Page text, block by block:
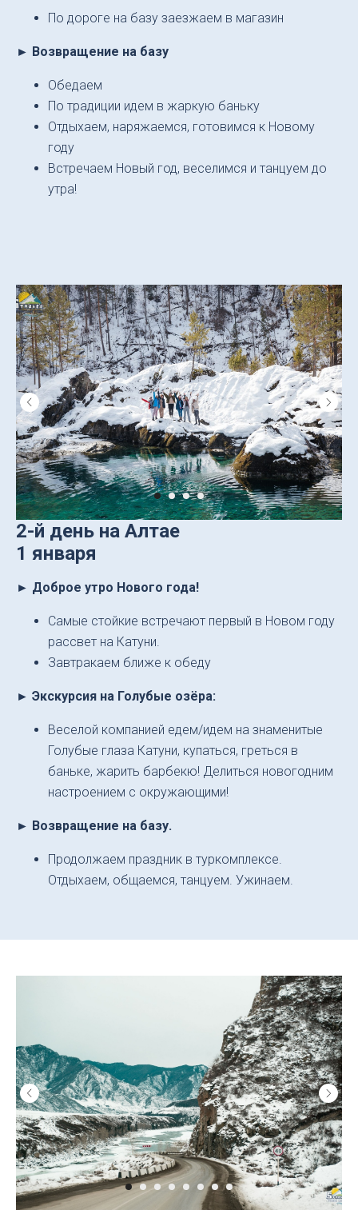
По дороге на базу заезжаем в магазин
► Возвращение на базу
Обедаем
По традиции идем в жаркую баньку
Отдыхаем, наряжаемся, готовимся к Новому
году
Встречаем Новый год, веселимся и танцуем до
утра!
2-й день на Алтае
1 января
► Доброе утро Нового года!
Самые стойкие встречают первый в Новом году
рассвет на Катуни.
Завтракаем ближе к обеду
► Экскурсия на Голубые озёра:
Веселой компанией едем/идем на знаменитые
Голубые глаза Катуни, купаться, греться в
баньке, жарить барбекю! Делиться новогодним
настроением с окружающими!
► Возвращение на базу.
Продолжаем праздник в туркомплексе.
Отдыхаем, общаемся, танцуем. Ужинаем.